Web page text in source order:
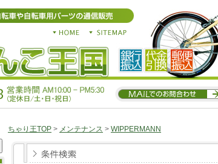
ちゃり王TOP > メンテナンス > WIPPERMANN